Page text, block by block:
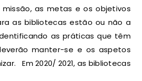
as metas e os objetivos
as bibliotecas estão ou não a
as práticas que têm
manter-se e os aspetos
Em 2020/ 2021, as bibliotecas